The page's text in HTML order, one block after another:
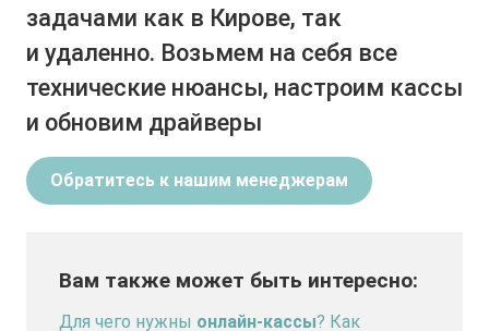
задачами как в Кирове, так
и удаленно. Возьмем на себя все
технические нюансы, настроим кассы
и обновим драйверы
Обратитесь к нашим менеджерам
Вам также может быть интересно:
Для чего нужны онлайн-кассы? Как